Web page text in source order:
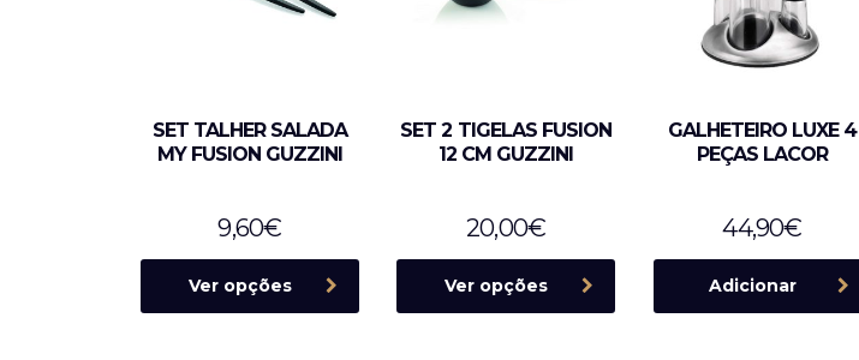
SET TALHER SALADA
MY FUSION GUZZINI
9,60€
Ver opções
SET 2 TIGELAS FUSION
12 CM GUZZINI
20,00€
Ver opções
GALHETEIRO LUXE 4
PEÇAS LACOR
44,90€
Adicionar